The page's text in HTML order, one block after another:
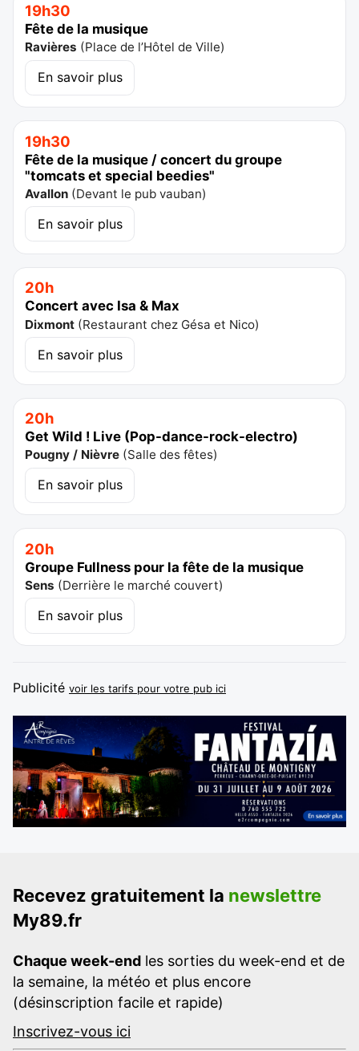
19h30
Fête de la musique
Ravières (Place de l’Hôtel de Ville)
En savoir plus
19h30
Fête de la musique / concert du groupe
"tomcats et special beedies"
Avallon (Devant le pub vauban)
En savoir plus
20h
Concert avec Isa & Max
Dixmont (Restaurant chez Gésa et Nico)
En savoir plus
20h
Get Wild ! Live (Pop-dance-rock-electro)
Pougny / Nièvre (Salle des fêtes)
En savoir plus
20h
Groupe Fullness pour la fête de la musique
Sens (Derrière le marché couvert)
En savoir plus
Publicité voir les tarifs pour votre pub ici
Recevez gratuitement la newslettre
My89.fr
Chaque week-end les sorties du week-end et de
la semaine, la météo et plus encore
(désinscription facile et rapide)
Inscrivez-vous ici